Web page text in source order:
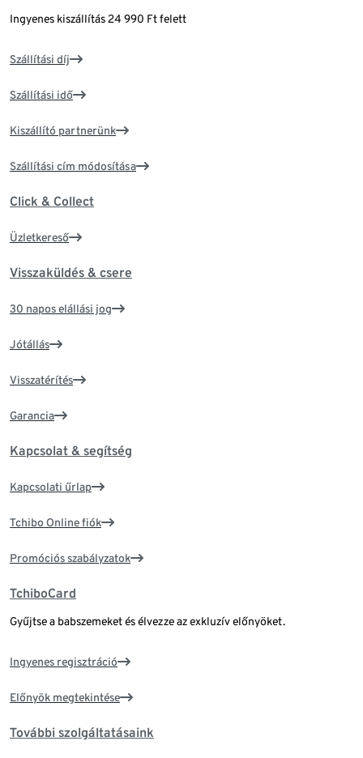
Ingyenes kiszállítás 24 990 Ft felett
Szállítási díj
Szállítási idő
Kiszállító partnerünk
Szállítási cím módosítása
Click & Collect
Üzletkereső
Visszaküldés & csere
30 napos elállási jog
Jótállás
Visszatérítés
Garancia
Kapcsolat & segítség
Kapcsolati űrlap
Tchibo Online fiók
Promóciós szabályzatok
TchiboCard
Gyűjtse a babszemeket és élvezze az exkluzív előnyöket.
Ingyenes regisztráció
Előnyök megtekintése
További szolgáltatásaink